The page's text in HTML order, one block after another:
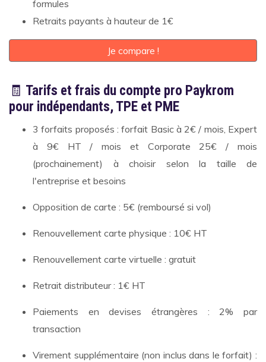
formules
Retraits payants à hauteur de 1€
Je compare !
🧾 Tarifs et frais du compte pro Paykrom
pour indépendants, TPE et PME
3 forfaits proposés : forfait Basic à 2€ / mois, Expert
à 9€ HT / mois et Corporate 25€ / mois
(prochainement) à choisir selon la taille de
l'entreprise et besoins
Opposition de carte : 5€ (remboursé si vol)
Renouvellement carte physique : 10€ HT
Renouvellement carte virtuelle : gratuit
Retrait distributeur : 1€ HT
Paiements en devises étrangères : 2% par
transaction
Virement supplémentaire (non inclus dans le forfait) :